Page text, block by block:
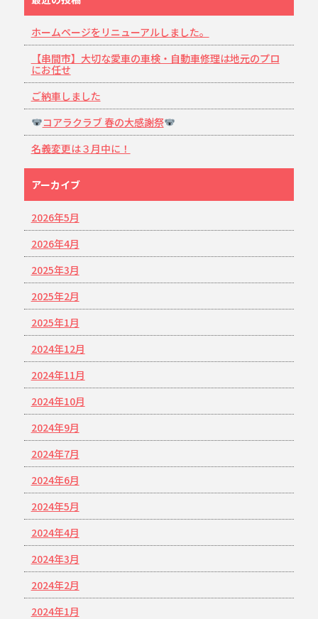
ホームページをリニューアルしました。
【串間市】大切な愛車の車検・自動車修理は地元のプロ
にお任せ
ご納車しました
コアラクラブ 春の大感謝祭
名義変更は３月中に！
アーカイブ
2026年5月
2026年4月
2025年3月
2025年2月
2025年1月
2024年12月
2024年11月
2024年10月
2024年9月
2024年7月
2024年6月
2024年5月
2024年4月
2024年3月
2024年2月
2024年1月